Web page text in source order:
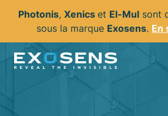
principal
Photonis, Xenics et El-Mul sont
sous la marque Exosens. En